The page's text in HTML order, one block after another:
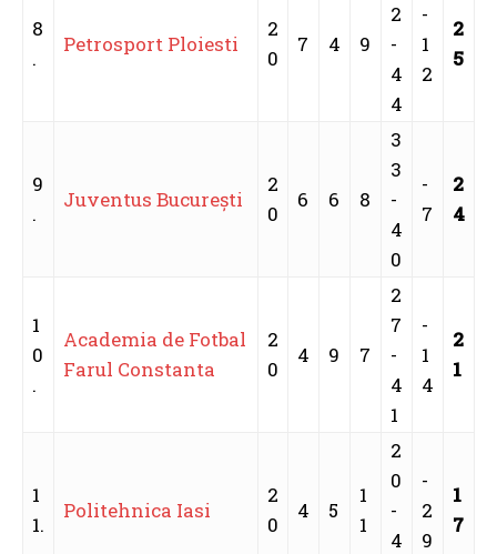
8
.
Petrosport Ploiesti
2
0
7 4 9
2
-
4
4
-
1
2
2
5
9
.
Juventus Bucureşti
2
0
6 6 8
3
3
-
4
0
-
7
2
4
1
0
.
Academia de Fotbal
Farul Constanta
2
0
4 9 7
2
7
-
4
1
-
1
4
2
1
1
1.
Politehnica Iasi
2
0
4 5
1
1
2
0
-
4
-
2
9
1
7